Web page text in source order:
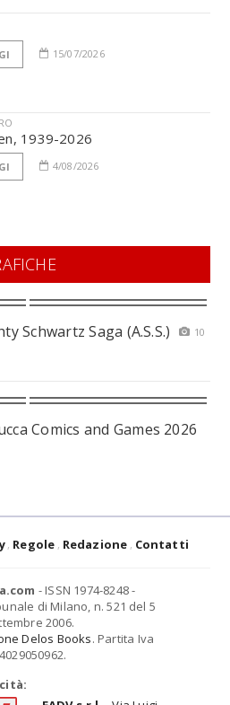
15/07/2026
1939-2026
4/08/2026
Schwartz Saga (A.S.S.)
10
Comics and Games 2026
Regole Redazione Contatti
- ISSN 1974-8248 -
di Milano, n. 521 del 5
2006.
Delos Books. Partita Iva